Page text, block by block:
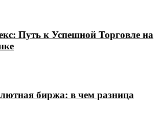
Путь к Успешной Торговле на
биржа: в чем разница